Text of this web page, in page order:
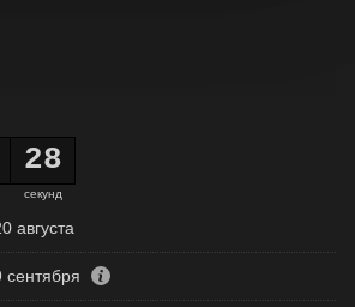
27
секунд
августа
сентября